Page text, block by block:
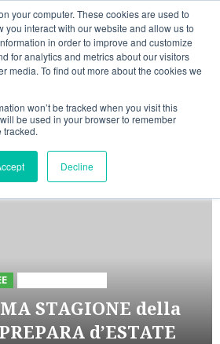
your computer. These cookies are used to
you interact with our website and allow us to
in order to improve and customize
for analytics and metrics about our visitors
media. To find out more about the cookies we
won’t be tracked when you visit this
be used in your browser to remember
tracked.
Decline
202622:50:31
X TelegramWhatsappMastodon
ASTORRI
STAGIONE della
d’ESTATE